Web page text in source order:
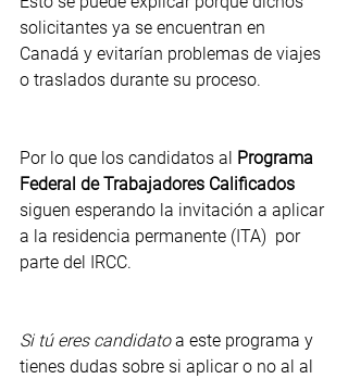
solicitantes ya se encuentran en
Canadá y evitarían problemas de viajes
o traslados durante su proceso.
Por lo que los candidatos al Programa
Federal de Trabajadores Calificados
siguen esperando la invitación a aplicar
a la residencia permanente (ITA)  por
parte del IRCC.
Si tú eres candidato a este programa y
tienes dudas sobre si aplicar o no al al